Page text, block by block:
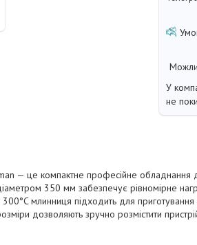
У
не
— це компактне професійне обладнання
350 мм забезпечує рівномірне
млинниця підходить для
дозволяють зручно розмістити